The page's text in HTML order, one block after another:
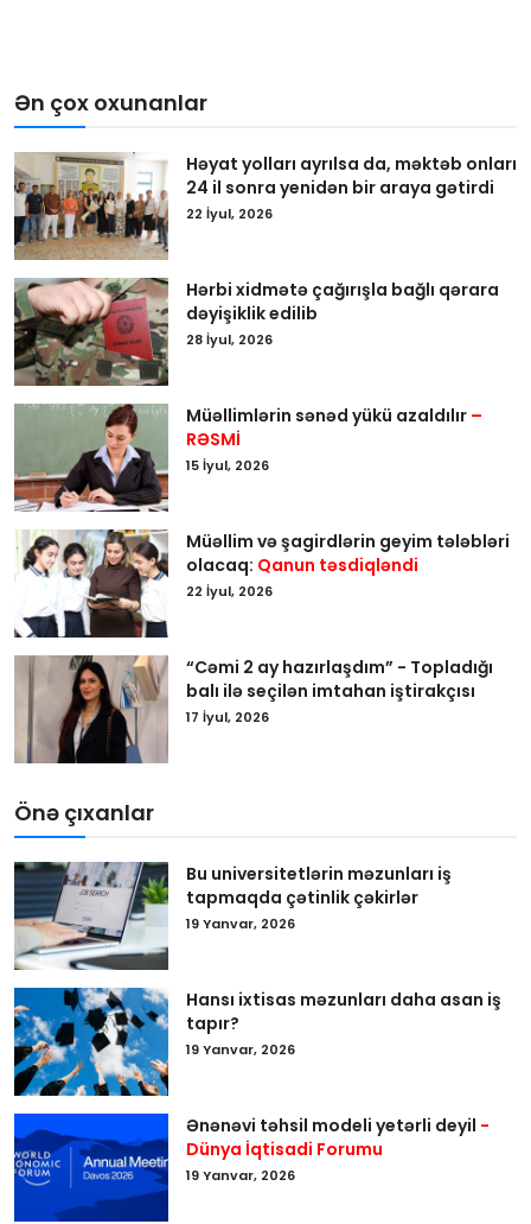
Ən çox oxunanlar
Həyat yolları ayrılsa da, məktəb onları
24 il sonra yenidən bir araya gətirdi
22 İyul, 2026
Hərbi xidmətə çağırışla bağlı qərara
dəyişiklik edilib
28 İyul, 2026
Müəllimlərin sənəd yükü azaldılır –
RƏSMİ
15 İyul, 2026
Müəllim və şagirdlərin geyim tələbləri
olacaq: Qanun təsdiqləndi
22 İyul, 2026
“Cəmi 2 ay hazırlaşdım” - Topladığı
balı ilə seçilən imtahan iştirakçısı
17 İyul, 2026
Önə çıxanlar
Bu universitetlərin məzunları iş
tapmaqda çətinlik çəkirlər
19 Yanvar, 2026
Hansı ixtisas məzunları daha asan iş
tapır?
19 Yanvar, 2026
Ənənəvi təhsil modeli yetərli deyil -
Dünya İqtisadi Forumu
19 Yanvar, 2026